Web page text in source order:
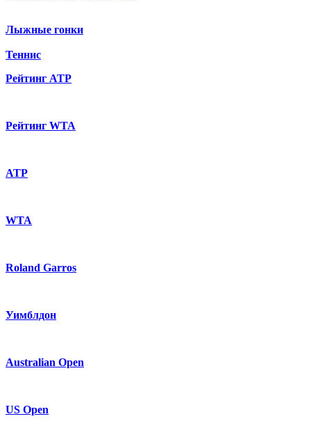
Лыжные гонки
Теннис
Рейтинг ATP
Рейтинг WTA
ATP
WTA
Roland Garros
Уимблдон
Australian Open
US Open